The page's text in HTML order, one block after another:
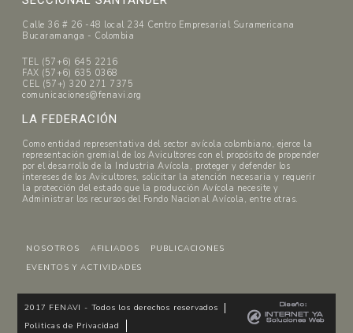
Calle 36 # 26 -48 local 234 Centro Empresarial Suramericana
Bucaramanga - Colombia
TEL (57+6) 645 2216
FAX (57+6) 635 0368
CEL (57+) 320 271 7375
comunicaciones@fenavi.org
LA FEDERACIÓN
Como entidad representativa del sector avícola colombiano, ejerce la
representación gremial de los Avicultores con el propósito de propender
por el desarrollo de la Industria Avícola, proteger y defender los
intereses de los Avicultores, solicitar la atención necesaria y requerir
la protección del estado que la producción Avícola necesite y
Administrar los recursos del Fondo Nacional Avícola, entre otras.
NOSOTROS AFILIADOS
PUBLICACIONES
EVENTOS Y ACTIVIDADES
2017 FENAVI - Todos los derechos reservados
Politicas de Privacidad